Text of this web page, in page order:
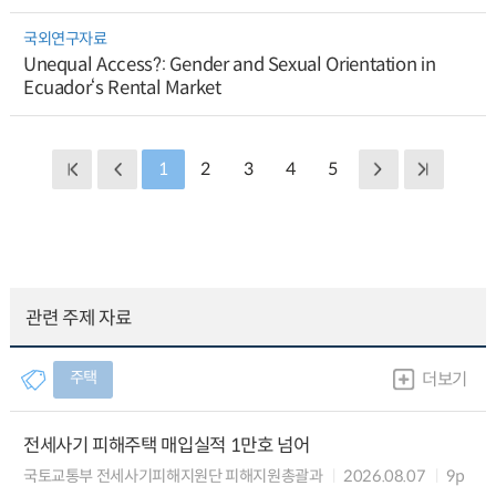
국외연구자료
Unequal Access?: Gender and Sexual Orientation in
Ecuador‘s Rental Market
1 2 3 4 5
관련 주제 자료
주택 더보기
전세사기 피해주택 매입실적 1만호 넘어
국토교통부 전세사기피해지원단 피해지원총괄과 2026.08.07 9p